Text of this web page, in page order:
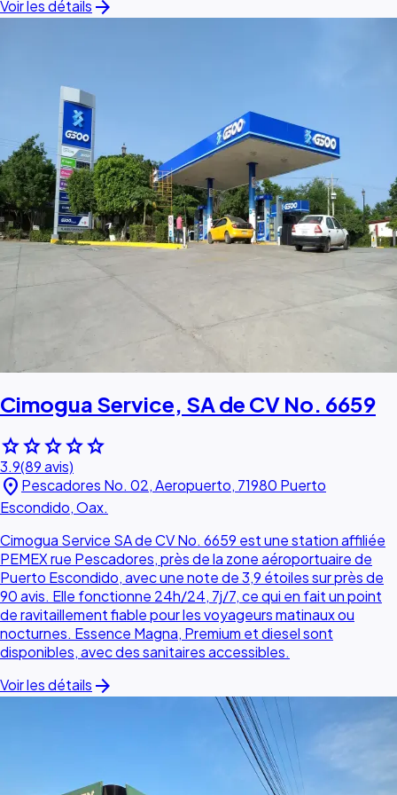
Voir les détails arrow_forward
Cimogua Service, SA de CV No. 6659
starstarstarstarstar
3.9(89 avis)
location_on Pescadores No. 02, Aeropuerto, 71980 Puerto
Escondido, Oax.
Cimogua Service SA de CV No. 6659 est une station affiliée
PEMEX rue Pescadores, près de la zone aéroportuaire de
Puerto Escondido, avec une note de 3,9 étoiles sur près de
90 avis. Elle fonctionne 24h/24, 7j/7, ce qui en fait un point
de ravitaillement fiable pour les voyageurs matinaux ou
nocturnes. Essence Magna, Premium et diesel sont
disponibles, avec des sanitaires accessibles.
Voir les détails arrow_forward